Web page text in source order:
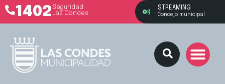
1402 Seguridad
Las Condes
STREAMING
Concejo municipal